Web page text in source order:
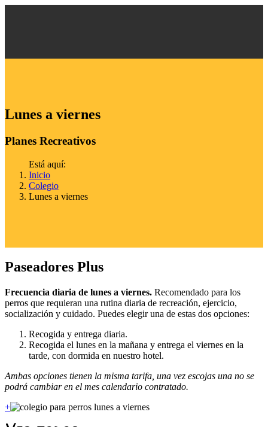
Lunes a viernes
Planes Recreativos
Está aquí:
Inicio
Colegio
Lunes a viernes
Paseadores Plus
Frecuencia diaria de lunes a viernes. Recomendado para los
perros que requieran una rutina diaria de recreación, ejercicio,
socialización y cuidado. Puedes elegir una de estas dos opciones:
Recogida y entrega diaria.
Recogida el lunes en la mañana y entrega el viernes en la
tarde, con dormida en nuestro hotel.
Ambas opciones tienen la misma tarifa, una vez escojas una no se
podrá cambiar en el mes calendario contratado.
+